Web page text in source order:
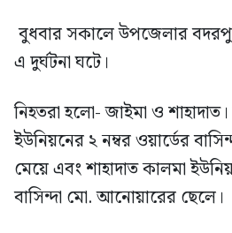
বুধবার সকালে উপজেলার
এ দুর্ঘটনা ঘটে।
নিহতরা হলো- জাইমা ও
ইউনিয়নের ২ নম্বর ওয়ার্ডের
মেয়ে এবং শাহাদাত কালমা
বাসিন্দা মো. আনোয়ারের ছেলে।